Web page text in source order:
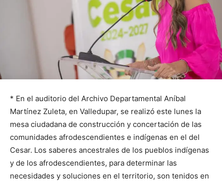
* En el auditorio del Archivo Departamental Aníbal
Martínez Zuleta, en Valledupar, se realizó este lunes la
mesa ciudadana de construcción y concertación de las
comunidades afrodescendientes e indígenas en el del
Cesar. Los saberes ancestrales de los pueblos indígenas
y de los afrodescendientes, para determinar las
necesidades y soluciones en el territorio, son tenidos en